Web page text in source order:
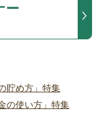
ー
貯め方」特集
の使い方」特集